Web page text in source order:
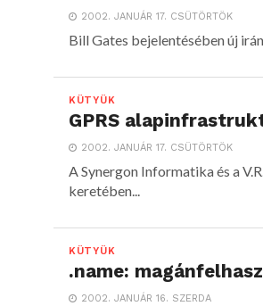
2002. JANUÁR 17. CSÜTÖRTÖK
Bill Gates bejelentésében új
KÜTYÜK
GPRS
2002. JANUÁR 17. CSÜTÖRTÖK
A Synergon Informatika és a
keretében...
KÜTYÜK
.name:
2002. JANUÁR 16. SZERDA